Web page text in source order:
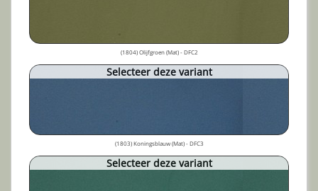
(1804) Olijfgroen (Mat) - DFC2
Selecteer deze variant
(1803) Koningsblauw (Mat) - DFC3
Selecteer deze variant